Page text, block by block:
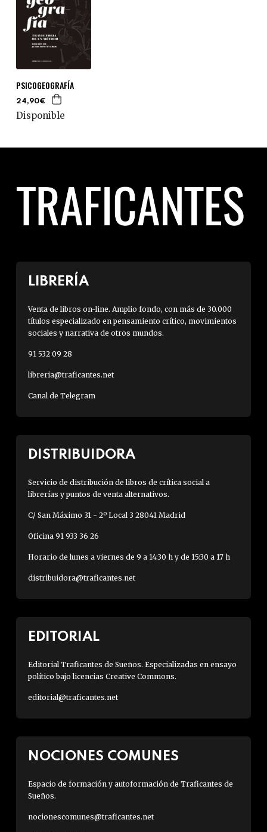
PSICOGEOGRAFÍA
24,90€
Disponible
LIBRERÍA
Venta de libros on-line. Amplio fondo, con más de 30.000
títulos especializado en pensamiento crítico, movimientos
sociales y narrativa de otros mundos.
91 532 09 28
libreria@traficantes.net
Canal de Telegram
DISTRIBUIDORA
Servicio de distribución de libros de crítica social a
librerías y puntos de venta alternativos.
C/ San Máximo 31 - 2º Local 3 28041 Madrid
Oficina 91 933 36 26
Horario de lunes a viernes de 9 a 14:30 h y de 15:30 a 17 h
distribuidora@traficantes.net
EDITORIAL
Editorial Traficantes de Sueños. Especializadas en ensayo
político bajo licencias Creative Commons.
editorial@traficantes.net
NOCIONES COMUNES
Espacio de formación y autoformación de Traficantes de
Sueños.
nocionescomunes@traficantes.net